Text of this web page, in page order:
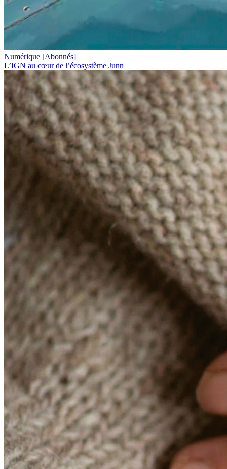
Numérique [Abonnés]
L’IGN au cœur de l’écosystème Junn